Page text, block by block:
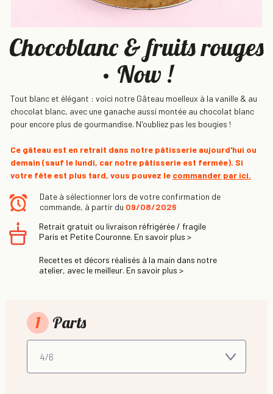
Chocoblanc & fruits rouges
• Now !
Tout blanc et élégant : voici notre Gâteau moelleux à la vanille & au
chocolat blanc, avec une ganache aussi montée au chocolat blanc
pour encore plus de gourmandise. N'oubliez pas les bougies !
Ce gâteau est en retrait dans notre pâtisserie aujourd'hui ou
demain (sauf le lundi, car notre pâtisserie est fermée). Si
votre fête est plus tard, vous pouvez le commander par ici.
Date à sélectionner lors de votre confirmation de
commande, à partir du 09/08/2026
Retrait gratuit ou livraison réfrigérée / fragile
Paris et Petite Couronne. En savoir plus >
Recettes et décors réalisés à la main dans notre
atelier, avec le meilleur. En savoir plus >
1 Parts